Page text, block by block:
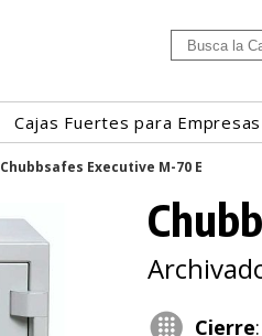
Cajas Fuertes para Empresas
Chubbsafes Executive M-70 E
Cierre